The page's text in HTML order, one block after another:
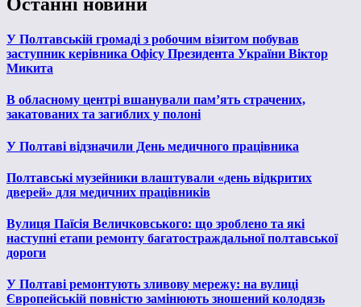
У Полтавській громаді з робочим візитом побував
заступник керівника Офісу Президента України Віктор
Микита
В обласному центрі вшанували пам’ять страчених,
закатованих та загиблих у полоні
У Полтаві відзначили День медичного працівника
Полтавські музейники влаштували «день відкритих
дверей» для медичних працівників
Вулиця Паїсія Величковського: що зроблено та які
наступні етапи ремонту багатостраждальної полтавської
дороги
У Полтаві ремонтують зливову мережу: на вулиці
Європейській повністю замінюють зношений колодязь